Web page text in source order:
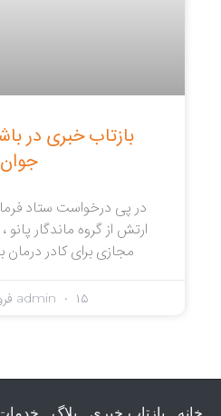
بازتاب خبری در
جوان
در پی درخواست ستاد
ارتش از گروه ماندگار پانو
مجازی برای کادر درمان
admin ۱۵ فروردین,۱۴۰۰
خانه بازتاب خبری بلاگ خدمات